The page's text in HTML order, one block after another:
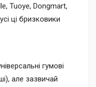
Tuoye, Dongmart,
ці бризковики
гумові
але зазвичай